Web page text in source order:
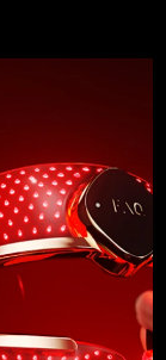
device
young skin
toothbrush
massager
送达日期10/8/26
送达日期14/8/26
达日期 10/8/26
送达日期